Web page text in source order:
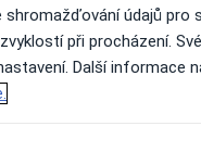
shromažďování údajů
při procházení.
Další informace